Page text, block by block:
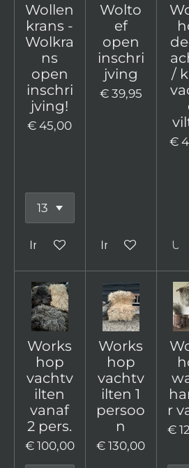
Wollen
krans -
Wolkra
ns
open
inschri
jving!
€ 45,00
In winkelwagen
Wolto
ef
open
inschri
jving
€ 39,95
In winkelwagen
/
€
Works
hop
vachtv
ilten
vanaf
2 pers.
€ 100,00
Works
hop
vachtv
ilten 1
persoo
n
€ 130,00
r
€